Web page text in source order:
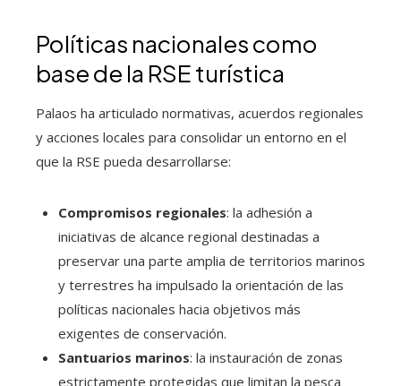
Políticas nacionales como
base de la RSE turística
Palaos ha articulado normativas, acuerdos regionales
y acciones locales para consolidar un entorno en el
que la RSE pueda desarrollarse:
Compromisos regionales: la adhesión a
iniciativas de alcance regional destinadas a
preservar una parte amplia de territorios marinos
y terrestres ha impulsado la orientación de las
políticas nacionales hacia objetivos más
exigentes de conservación.
Santuarios marinos: la instauración de zonas
estrictamente protegidas que limitan la pesca